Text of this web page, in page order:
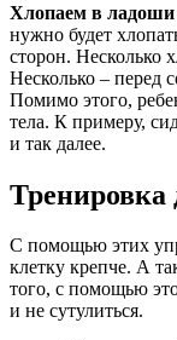
Хлопаем в ладоши
нужно будет
сторон. Несколько
Несколько – перед
Помимо этого,
тела. К примеру,
и так далее.
Тренировка
С помощью этих
клетку крепче. А
того, с помощью
и не сутулиться.